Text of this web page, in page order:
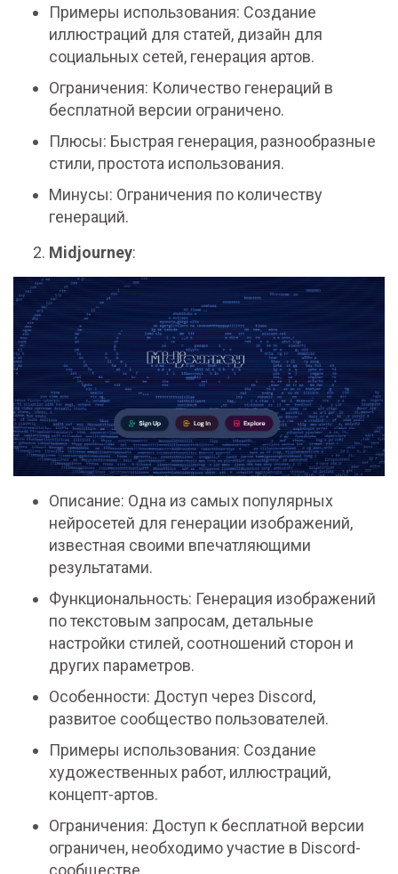
Примеры использования: Создание
иллюстраций для статей, дизайн для
социальных сетей, генерация артов.
Ограничения: Количество генераций в
бесплатной версии ограничено.
Плюсы: Быстрая генерация, разнообразные
стили, простота использования.
Минусы: Ограничения по количеству
генераций.
Midjourney:
Описание: Одна из самых популярных
нейросетей для генерации изображений,
известная своими впечатляющими
результатами.
Функциональность: Генерация изображений
по текстовым запросам, детальные
настройки стилей, соотношений сторон и
других параметров.
Особенности: Доступ через Discord,
развитое сообщество пользователей.
Примеры использования: Создание
художественных работ, иллюстраций,
концепт-артов.
Ограничения: Доступ к бесплатной версии
ограничен, необходимо участие в Discord-
сообществе.